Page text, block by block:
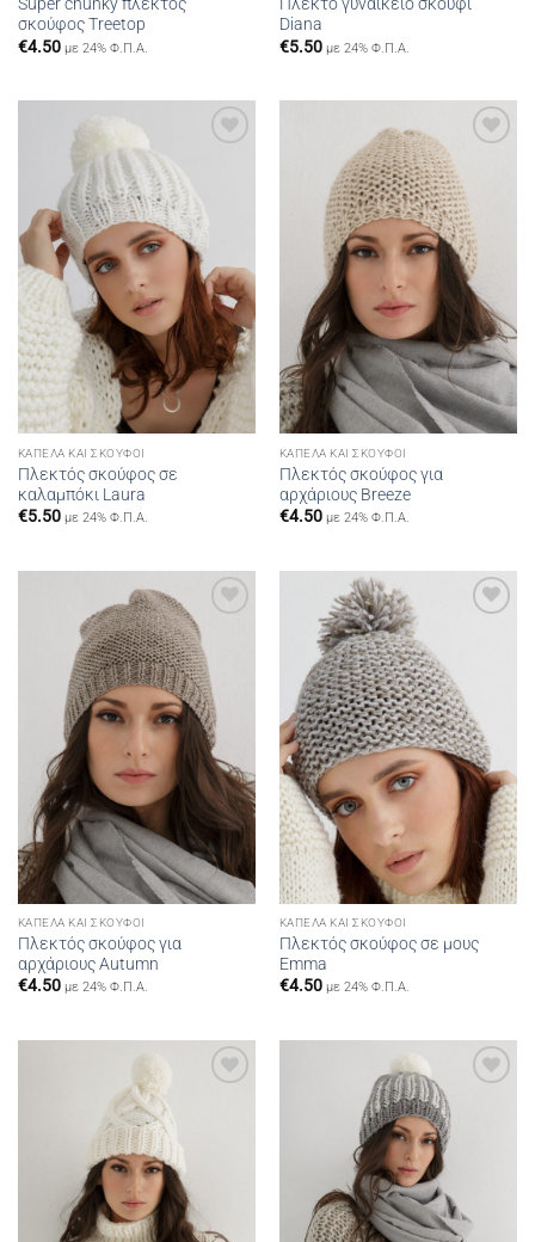
Super chunky πλεκτός
σκούφος Treetop
€4.50 με 24% Φ.Π.Α.
Πλεκτό γυναικείο σκουφί
Diana
€5.50 με 24% Φ.Π.Α.
ΚΑΠΈΛΑ ΚΑΙ ΣΚΟΎΦΟΙ
Πλεκτός σκούφος σε
καλαμπόκι Laura
€5.50 με 24% Φ.Π.Α.
wishlist
ΚΑΠΈΛΑ ΚΑΙ ΣΚΟΎΦΟΙ
Πλεκτός σκούφος για
αρχάριους Breeze
€4.50 με 24% Φ.Π.Α.
Add to
wishlist
ΚΑΠΈΛΑ ΚΑΙ ΣΚΟΎΦΟΙ
Πλεκτός σκούφος για
αρχάριους Autumn
€4.50 με 24% Φ.Π.Α.
ΚΑΠΈΛΑ ΚΑΙ ΣΚΟΎΦΟΙ
Πλεκτός σκούφος σε μους
Emma
€4.50 με 24% Φ.Π.Α.